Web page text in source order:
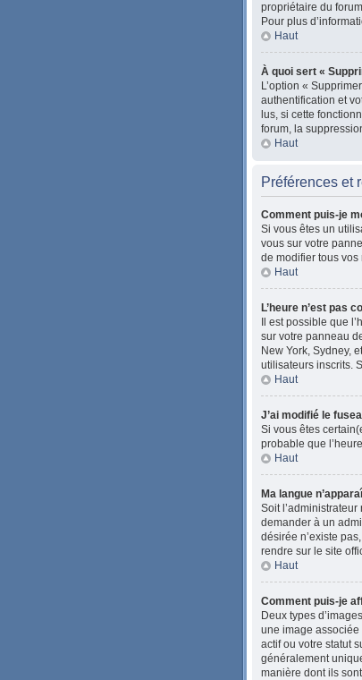
propriétaire du
Pour plus
Haut
À quoi sert «
L’option «
authentification et
lus, si cette
forum, la
Haut
Préférences et
Comment puis-je
Si vous êtes un
vous sur votre
de modifier tous
Haut
L’heure n’est pas
Il est possible que
sur votre panneau
New York, Sydney,
utilisateurs inscrits.
Haut
J’ai modifié le
Si vous êtes
probable que
Haut
Ma langue
Soit
demander à un
désirée n’existe
rendre sur le site
Haut
Comment puis-je
Deux types
une image associée
actif ou votre statut
généralement
manière dont ils